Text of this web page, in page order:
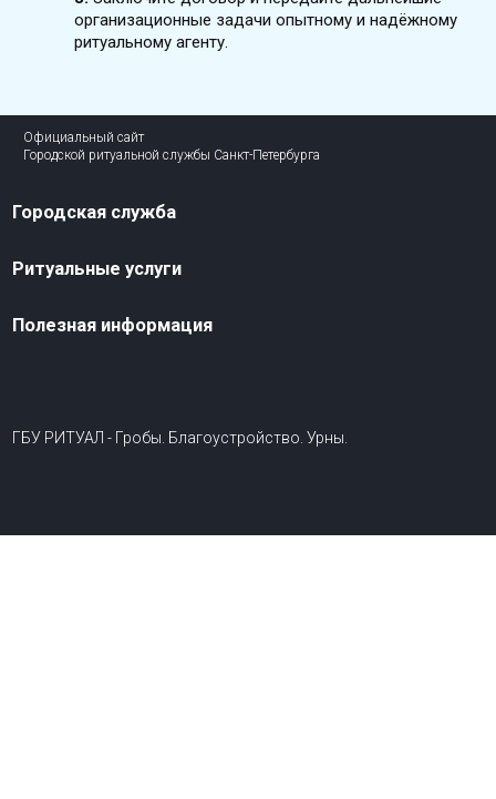
организационные задачи опытному и надёжному
ритуальному агенту.
Официальный сайт
Городской ритуальной службы Санкт-Петербурга
Городская служба
Ритуальные услуги
Полезная информация
ГБУ РИТУАЛ - Гробы. Благоустройство. Урны.